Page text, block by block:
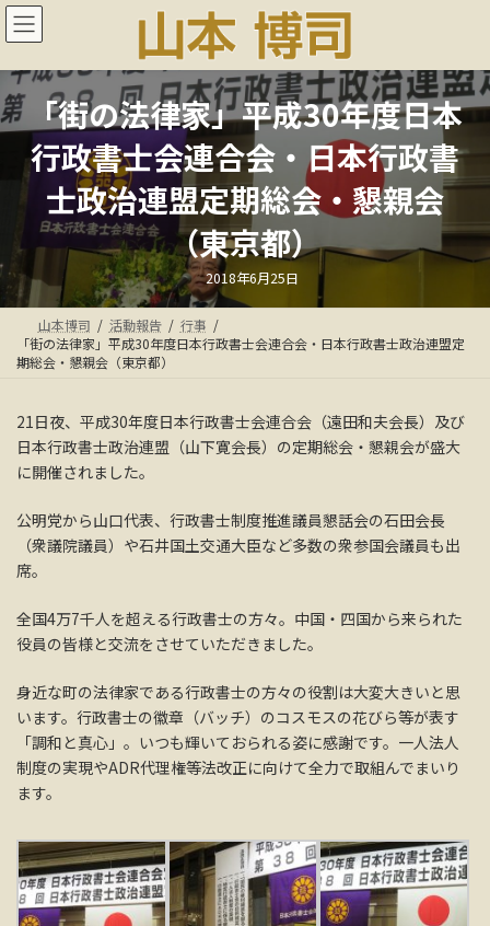
コ
ン
ン
ツ
へ
ナ
ビ
ー
シ
ョ
「街の法律家」平成30年度日本
行政書士会連合会・日本行政書
士政治連盟定期総会・懇親会
（東京都）
最
終
更
新
日
時
:
2018年6月25日
山本博司 活動報告
行事
「街の法律家」平成30年度日本行政書士会連合会・日本行政書士政治連盟定
期総会・懇親会（東京都）
21日夜、平成30年度日本行政書士会連合会（遠田和夫会長）及び
日本行政書士政治連盟（山下寛会長）の定期総会・懇親会が盛大
に開催されました。
公明党から山口代表、行政書士制度推進議員懇話会の石田会長
（衆議院議員）や石井国土交通大臣など多数の衆参国会議員も出
席。
全国4万7千人を超える行政書士の方々。中国・四国から来られた
役員の皆様と交流をさせていただきました。
身近な町の法律家である行政書士の方々の役割は大変大きいと思
います。行政書士の徽章（バッチ）のコスモスの花びら等が表す
「調和と真心」。いつも輝いておられる姿に感謝です。一人法人
制度の実現やADR代理権等法改正に向けて全力で取組んでまいり
ます。